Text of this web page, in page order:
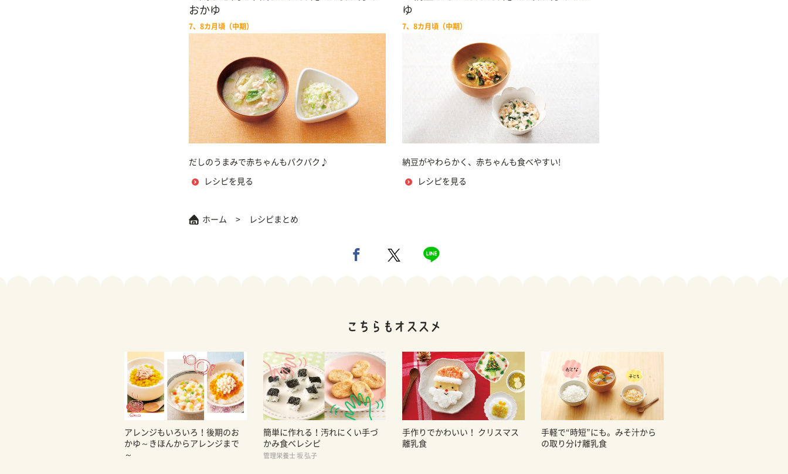
おかゆ
7、8カ月頃（中期）
だしのうまみで赤ちゃんもパクパク♪
レシピを見る
ゆ
7、8カ月頃（中期）
納豆がやわらかく、赤ちゃんも食べやすい!
レシピを見る
ホーム レシピまとめ
アレンジもいろいろ！後期のお
かゆ～きほんからアレンジまで
～
簡単に作れる！汚れにくい手づ
かみ食べレシピ
管理栄養士 坂 弘子
手作りでかわいい！ クリスマス
離乳食
手軽で“時短”にも。みそ汁から
の取り分け離乳食